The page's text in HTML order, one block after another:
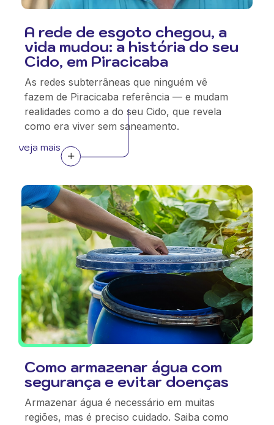
A rede de esgoto chegou, a
vida mudou: a história do seu
Cido, em Piracicaba
As redes subterrâneas que ninguém vê
fazem de Piracicaba referência — e mudam
realidades como a do seu Cido, que revela
como era viver sem saneamento.
veja mais
Como armazenar água com
segurança e evitar doenças
Armazenar água é necessário em muitas
regiões, mas é preciso cuidado. Saiba como